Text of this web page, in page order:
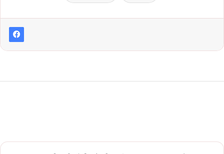
自用住宅購屋借款利息
一次報稅也看得懂
息抵稅, 房貸繳息清單, 繳息期間怎麼填 ,
房地合一稅收第一季年減